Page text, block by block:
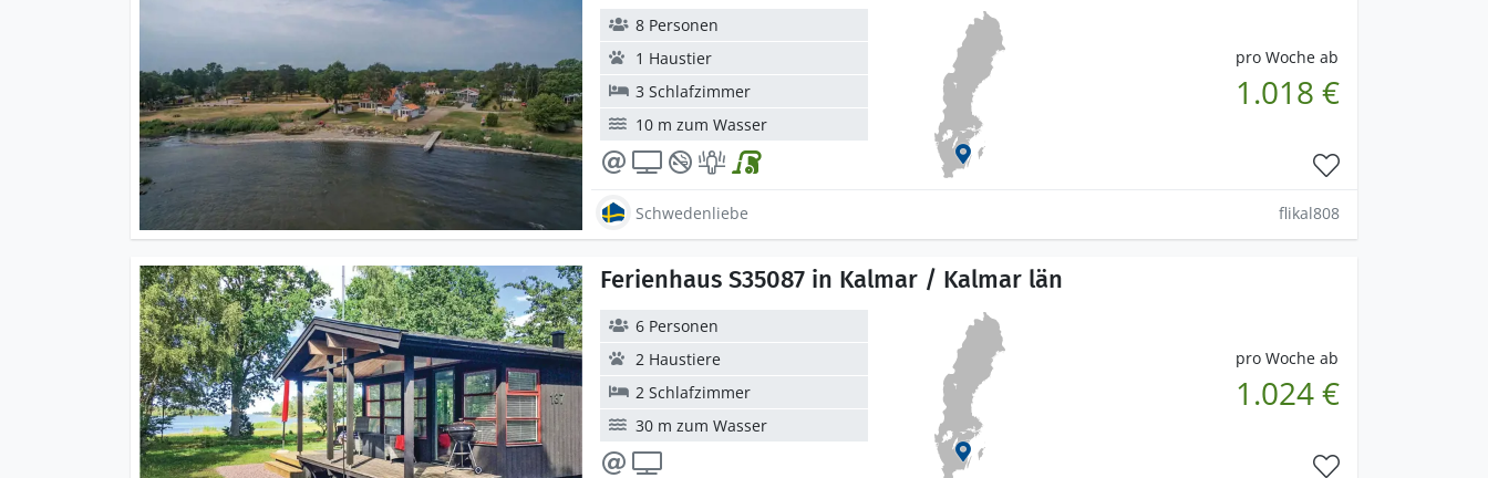
pro Woche ab
1.018 €
8 Personen
1 Haustier
3 Schlafzimmer
10 m zum Wasser
Schwedenliebe flikal808
Ferienhaus S35087 in Kalmar / Kalmar län
pro Woche ab
1.024 €
6 Personen
2 Haustiere
2 Schlafzimmer
30 m zum Wasser